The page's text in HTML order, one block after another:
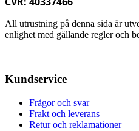
All utrustning på denna sida är
enlighet med gällande regler och
Kundservice
Frågor och svar
Frakt och leverans
Retur och reklamationer